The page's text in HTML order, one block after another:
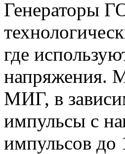
Генераторы
где
напряжения.
МИГ, в
импульсы c
импульсов до